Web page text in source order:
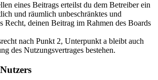
eines Beitrags erteilst du dem Betreiber ein
und räumlich unbeschränktes und
Recht, deinen Beitrag im Rahmen des Boards
nach Punkt 2, Unterpunkt a bleibt auch
des Nutzungsvertrages bestehen.